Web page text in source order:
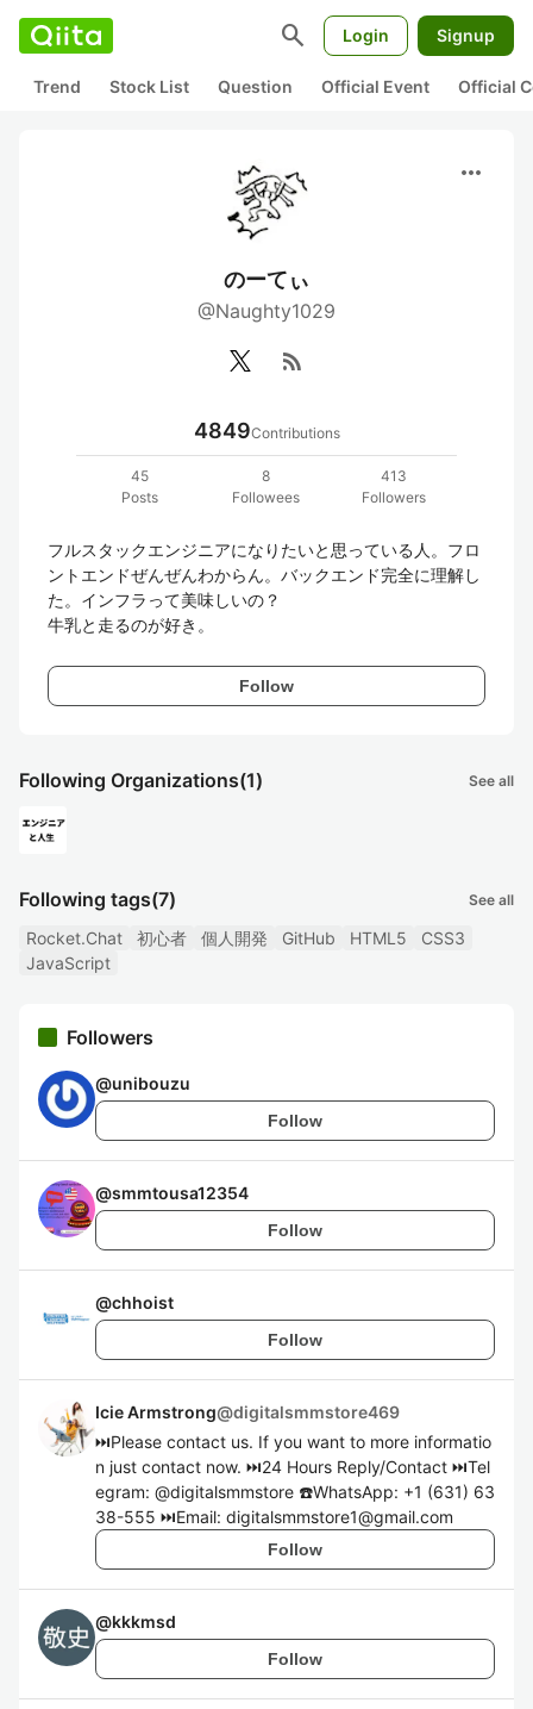
search Login Signup
Trend Stock List Question Official Event Official
more_horiz
のーてぃ
@Naughty1029
rss_feed
4849Contributions
45
Posts
8
Followees
413
Followers
フルスタックエンジニアになりたいと思っている人。フロ
ントエンドぜんぜんわからん。バックエンド完全に理解し
た。インフラって美味しいの？
牛乳と走るのが好き。
Follow
Following Organizations(1) See all
Following tags(7) See all
Rocket.Chat 初心者 個人開発 GitHub HTML5
CSS3
JavaScript
Followers
@unibouzu
Follow
@smmtousa12354
Follow
@chhoist
Follow
Icie Armstrong@digitalsmmstore469
⏭️Please contact us. If you want to more informatio
n just contact now. ⏭️24 Hours Reply/Contact ⏭️Tel
egram: @digitalsmmstore ☎️WhatsApp: +1 (631) 63
38-555 ⏭️Email: digitalsmmstore1@gmail.com
Follow
@kkkmsd
Follow